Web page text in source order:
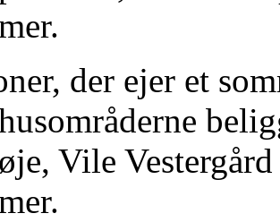
der ejer et
Vile